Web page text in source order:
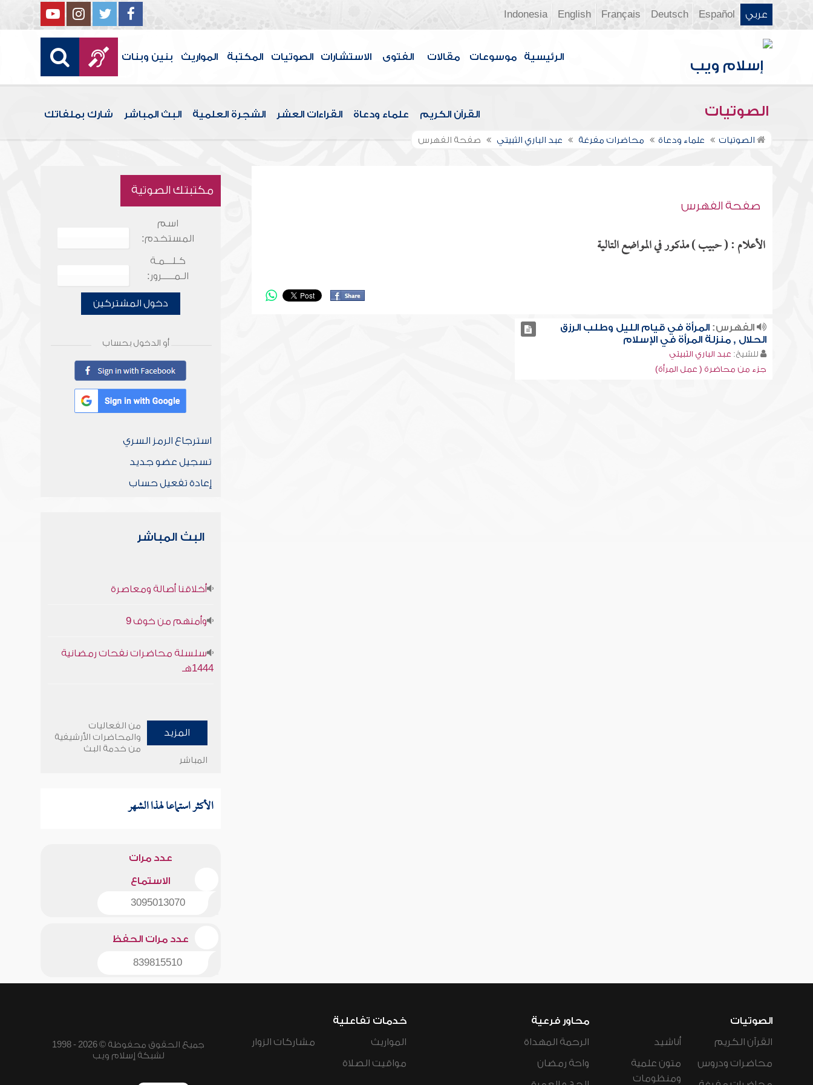
عربي Español
Deutsch
Français
English
Indonesia
الرئيسية موسوعات مقالات الفتوى الاستشارات الصوتيات المكتبة المواريث بنين وبنات
الصوتيات القرآن الكريم علماء ودعاة القراءات العشر الشجرة العلمية البث المباشر شارك بملفاتك
الصوتيات علماء ودعاة محاضرات مفرغة عبد الباري الثبيتي صفحة الفهرس
صفحة الفهرس
الأعلام : ( حبيب ) مذكور في المواضع التالية
الفهرس:المرأة في قيام الليل وطلب الرزق
الحلال , منزلة المرأة في الإسلام
للشيخ: عبد الباري الثبيتي
جزء من محاضرة ( عمل المرأة)
مكتبتك الصوتية
اسم
المستخدم:
كـلـــمـة
الـمـــــرور:
دخول المشتركين
أو الدخول بحساب
استرجاع الرمز السري
تسجيل عضو جديد
إعادة تفعيل حساب
البث المباشر
أخلاقنا أصالة ومعاصرة
وأمنهم من خوف 9
سلسلة محاضرات نفحات رمضانية
1444هـ
المزيد
من الفعاليات
والمحاضرات الأرشيفية
من خدمة البث
المباشر
الأكثر استماعا لهذا الشهر
عدد مرات
الاستماع
3095013070
عدد مرات الحفظ
839815510
الصوتيات
القرآن الكريم
محاضرات ودروس
أناشيد
متون علمية
ومنظومات
محاور فرعية
الرحمة المهداة
واحة رمضان
خدمات تفاعلية
المواريث
مواقيت الصلاة
مشاركات الزوار
جميع الحقوق محفوظة © 2026 - 1998
لشبكة إسلام ويب